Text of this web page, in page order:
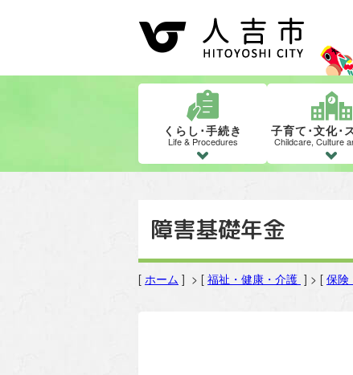
くらし･手続き
Life & Procedures
子育て･文化･
Childcare, Culture
障害基礎年金
[ ホーム ] > [ 福祉・健康・介護 ] > [ 保険